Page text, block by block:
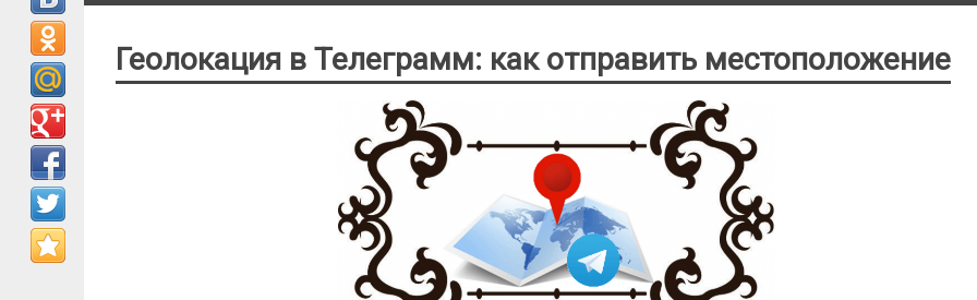
Геолокация в Телеграмм: как отправить местоположение